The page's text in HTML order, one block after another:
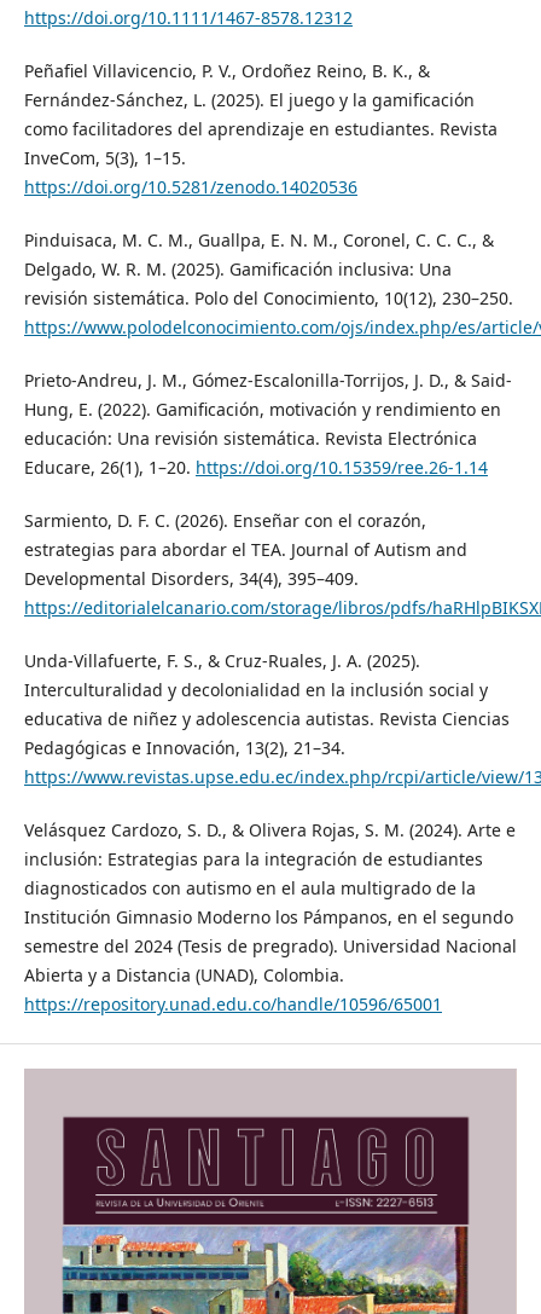
https://doi.org/10.1111/1467-8578.12312
Peñafiel Villavicencio, P. V., Ordoñez Reino, B. K., &
Fernández-Sánchez, L. (2025). El juego y la gamificación
como facilitadores del aprendizaje en estudiantes. Revista
InveCom, 5(3), 1–15.
https://doi.org/10.5281/zenodo.14020536
Pinduisaca, M. C. M., Guallpa, E. N. M., Coronel, C. C. C., &
Delgado, W. R. M. (2025). Gamificación inclusiva: Una
revisión sistemática. Polo del Conocimiento, 10(12), 230–250.
https://www.polodelconocimiento.com/ojs/index.php/es/article/
Prieto-Andreu, J. M., Gómez-Escalonilla-Torrijos, J. D., & Said-
Hung, E. (2022). Gamificación, motivación y rendimiento en
educación: Una revisión sistemática. Revista Electrónica
Educare, 26(1), 1–20. https://doi.org/10.15359/ree.26-1.14
Sarmiento, D. F. C. (2026). Enseñar con el corazón,
estrategias para abordar el TEA. Journal of Autism and
Developmental Disorders, 34(4), 395–409.
https://editorialelcanario.com/storage/libros/pdfs/
Unda-Villafuerte, F. S., & Cruz-Ruales, J. A. (2025).
Interculturalidad y decolonialidad en la inclusión social y
educativa de niñez y adolescencia autistas. Revista Ciencias
Pedagógicas e Innovación, 13(2), 21–34.
https://www.revistas.upse.edu.ec/index.php/rcpi/article/view/
Velásquez Cardozo, S. D., & Olivera Rojas, S. M. (2024). Arte e
inclusión: Estrategias para la integración de estudiantes
diagnosticados con autismo en el aula multigrado de la
Institución Gimnasio Moderno los Pámpanos, en el segundo
semestre del 2024 (Tesis de pregrado). Universidad Nacional
Abierta y a Distancia (UNAD), Colombia.
https://repository.unad.edu.co/handle/10596/65001